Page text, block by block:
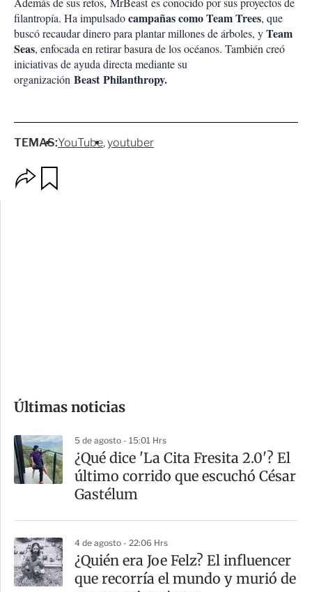
filantropía. Ha impulsadocampañas como Team Trees, que
buscó recaudar dinero para plantar millones de árboles, yTeam
Seas, enfocada en retirar basura de los océanos. También creó
iniciativas de ayuda directa mediante su
organización Beast Philanthropy.
TEMAS:YouTube youtuber
m
a
r
t
Últimas noticias
5 de agosto - 15:01 Hrs
¿Qué dice 'La Cita Fresita 2.0'? El
último corrido que escuchó César
Gastélum
4 de agosto - 22:06 Hrs
¿Quién era Joe Felz? El influencer
que recorría el mundo y murió de